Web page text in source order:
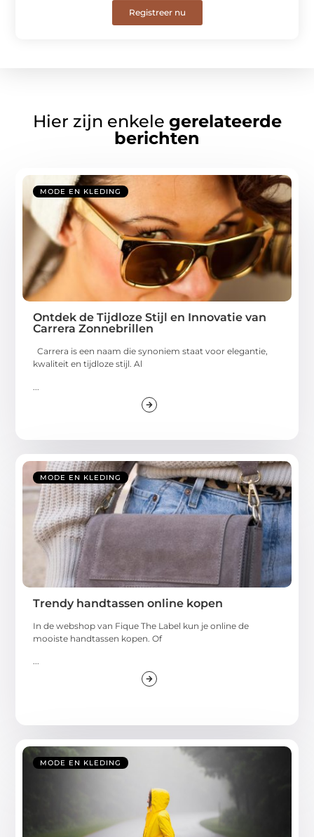
Registreer nu
Hier zijn enkele gerelateerde
berichten
MODE EN KLEDING
Ontdek de Tijdloze Stijl en Innovatie van
Carrera Zonnebrillen
Carrera is een naam die synoniem staat voor elegantie,
kwaliteit en tijdloze stijl. Al
MODE EN KLEDING
Trendy handtassen online kopen
In de webshop van Fique The Label kun je online de
mooiste handtassen kopen. Of
...
MODE EN KLEDING